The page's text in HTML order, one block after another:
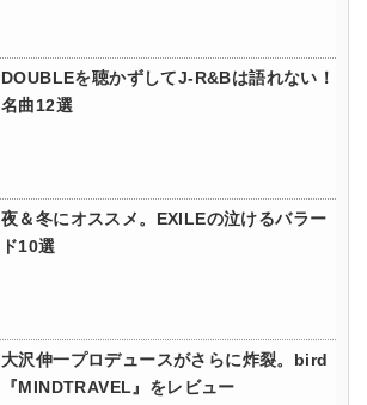
DOUBLEを聴かずしてJ-R&Bは語れない！
名曲12選
夜＆冬にオススメ。EXILEの泣けるバラー
ド10選
大沢伸一プロデュースがさらに炸裂。bird
『MINDTRAVEL』をレビュー